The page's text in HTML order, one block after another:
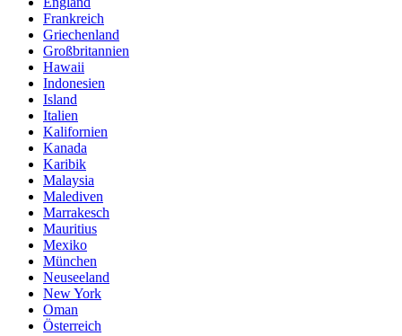
Frankreich
Griechenland
Großbritannien
Hawaii
Indonesien
Island
Italien
Kalifornien
Kanada
Karibik
Malaysia
Malediven
Marrakesch
Mauritius
Mexiko
München
Neuseeland
New York
Oman
Österreich